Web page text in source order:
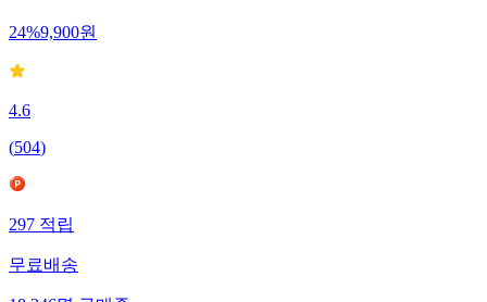
24%9,900원
4.6
(504)
297 적립
무료배송